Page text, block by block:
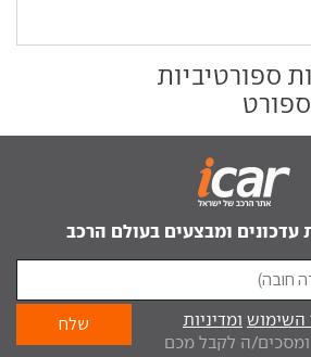
ספורטיביות
ספורט
עדכונים ומבצעים בעולם הרכב
השימוש ומדיניות
של iCar ומסכים/ה לקבל מכם